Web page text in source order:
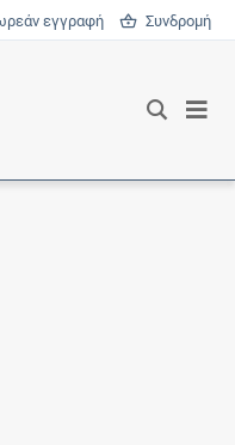
εγγραφή Συνδρομή